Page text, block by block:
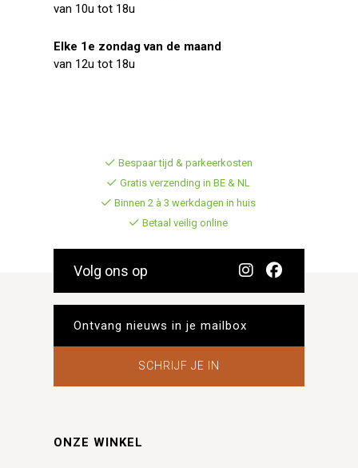
van 10u tot 18u
Elke 1e zondag van de maand
van 12u tot 18u
Bespaar tijd & parkeerkosten
Gratis verzending in BE & NL
Binnen 2 à 3 werkdagen in huis
Betaal veilig online
Volg ons op
SCHRIJF JE IN
ONZE WINKEL